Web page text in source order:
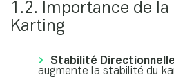
1.2. Importance de la
Karting
Stabilité
augmente la stabilité du